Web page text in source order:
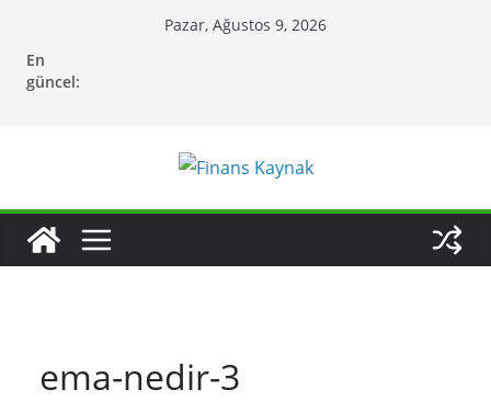
content
Pazar, Ağustos 9, 2026
En
güncel:
ema-nedir-3